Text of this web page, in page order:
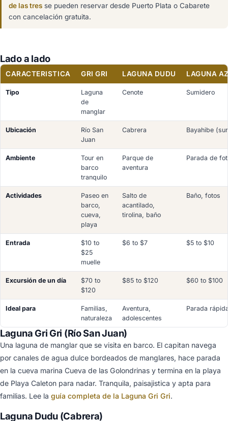
de las tres se pueden reservar desde Puerto Plata o Cabarete
con cancelación gratuita.
Lado a lado
CARACTERISTICA GRI GRI LAGUNA DUDU LAGUNA
Tipo
Laguna
de
manglar
Cenote Sumidero
Ubicación
Río San
Juan
Cabrera Bayahibe
Ambiente
Tour en
barco
tranquilo
Parque de
aventura
Parada de
Actividades
Paseo en
barco,
cueva,
playa
Salto de
acantilado,
tirolina, baño
Baño, fotos
Entrada
$10 to
$25
muelle
$6 to $7 $5 to $10
Excursión de un día
$70 to
$120
$85 to $120 $60 to $100
Ideal para
Familias,
naturaleza
Aventura,
adolescentes
Parada
Laguna Gri Gri (Río San Juan)
Una laguna de manglar que se visita en barco. El capitan navega
por canales de agua dulce bordeados de manglares, hace parada
en la cueva marina Cueva de las Golondrinas y termina en la playa
de Playa Caleton para nadar. Tranquila, paisajistica y apta para
familias. Lee la guía completa de la Laguna Gri Gri.
Laguna Dudu (Cabrera)